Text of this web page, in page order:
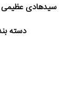
سیدهادی عظیمی
دسته